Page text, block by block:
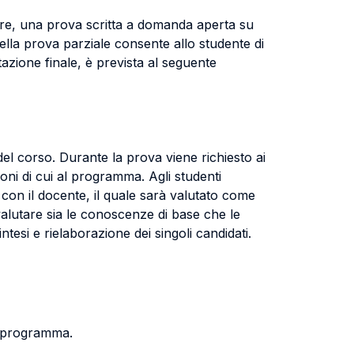
una prova scritta a domanda aperta su
prova parziale consente allo studente di
finale, è prevista al seguente
corso. Durante la prova viene richiesto ai
di cui al programma. Agli studenti
il docente, il quale sarà valutato come
sia le conoscenze di base che le
e rielaborazione dei singoli candidati.